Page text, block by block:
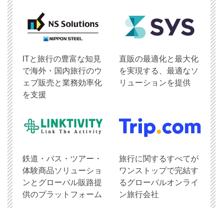
ITと旅行の豊富な知見
で海外・国内旅行のウ
ェブ販売と業務効率化
を支援
直販の最適化と最大化
を実現する、最適なソ
リューションを提供
鉄道・バス・ツアー・
体験商品ソリューショ
ンとグローバル販路提
供のプラットフォーム
旅行に関するすべてが
ワンストップで完結す
るグローバルオンライ
ン旅行会社